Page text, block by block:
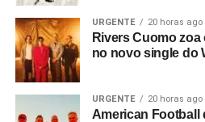
URGENTE 20 horas ago
Rivers Cuomo
no novo single do
URGENTE 20 horas ago
American Football